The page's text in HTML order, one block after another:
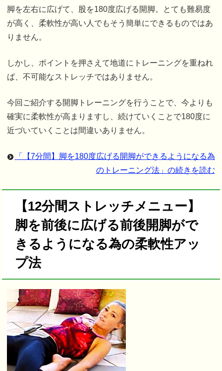
脚を左右に広げて、股を180度広げる開脚。とても難易度
が高く、柔軟性が高い人でもそう簡単にできるものではあ
りません。
しかし、ポイントを押さえて地道にトレーニングを重ねれ
ば、不可能なストレッチではありません。
今回ご紹介する開脚トレーニングを行うことで、今よりも
確実に柔軟性が高まりますし、続けていくことで180度に
近づいていくことは間違いありません。
「【7分間】脚を180度広げる開脚ができるようになる為
のトレーニング法」の続きを読む
【12分間ストレッチメニュー】
脚を前後に広げる前後開脚がで
きるようになる為の柔軟性アッ
プ法